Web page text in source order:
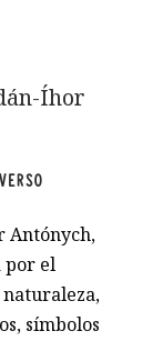
Íhor
Antónych,
por el
símbolos